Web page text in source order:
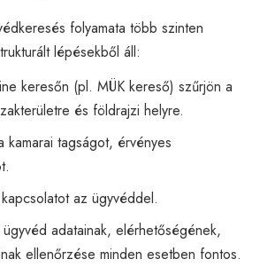
folyamata több szinten
lépésekből áll:
keresőn (pl. MÜK kereső) szűrjön a
és földrajzi helyre.
kamarai tagságot, érvényes
az ügyvéddel.
adatainak, elérhetőségének,
ellenőrzése minden esetben fontos.